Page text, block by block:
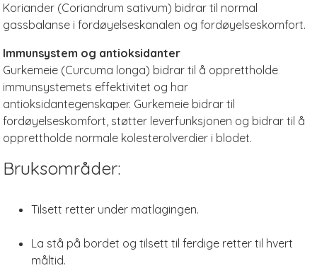
Koriander (Coriandrum sativum) bidrar til normal
gassbalanse i fordøyelseskanalen og fordøyelseskomfort.
Immunsystem og antioksidanter
Gurkemeie (Curcuma longa) bidrar til å opprettholde
immunsystemets effektivitet og har
antioksidantegenskaper. Gurkemeie bidrar til
fordøyelseskomfort, støtter leverfunksjonen og bidrar til å
opprettholde normale kolesterolverdier i blodet.
Bruksområder:
Tilsett retter under matlagingen.
La stå på bordet og tilsett til ferdige retter til hvert
måltid.